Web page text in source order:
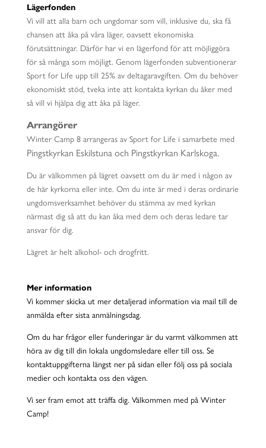
Lägerfonden
Vi vill att alla barn och ungdomar som vill, inklusive du, ska få
chansen att åka på våra läger, oavsett ekonomiska
förutsättningar. Därför har vi en lägerfond för att möjliggöra
för så många som möjligt. Genom lägerfonden subventionerar
Sport for Life upp till 25% av deltagaravgiften. Om du behöver
ekonomiskt stöd, tveka inte att kontakta kyrkan du åker med
så vill vi hjälpa dig att åka på läger.
Arrangörer
Winter Camp 8 arrangeras av Sport for Life i samarbete med
Pingstkyrkan Eskilstuna och Pingstkyrkan Karlskoga.
Du är välkommen på lägret oavsett om du är med i någon av
de här kyrkorna eller inte. Om du inte är med i deras ordinarie
ungdomsverksamhet behöver du stämma av med kyrkan
närmast dig så att du kan åka med dem och deras ledare tar
ansvar för dig.
Lägret är helt alkohol- och drogfritt.
Mer information
Vi kommer skicka ut mer detaljerad information via mail till de
anmälda efter sista anmälningsdag.
Om du har frågor eller funderingar är du varmt välkommen att
höra av dig till din lokala ungdomsledare eller till oss. Se
kontaktuppgifterna längst ner på sidan eller följ oss på sociala
medier och kontakta oss den vägen.
Vi ser fram emot att träffa dig. Välkommen med på Winter
Camp!